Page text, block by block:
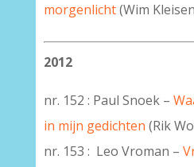
morgenlicht(Wim
2012
nr. 152 : Paul Snoek –
in mijn gedichten (Rik
nr. 153 : Leo Vroman –